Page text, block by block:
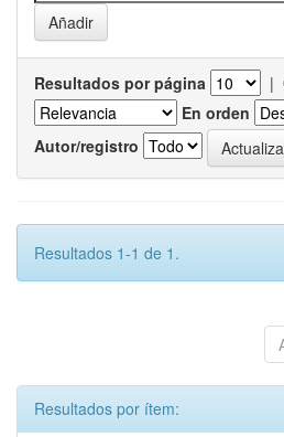
Resultados por página |
En orden
Autor/registro
Resultados 1-1 de 1.
Resultados por ítem: